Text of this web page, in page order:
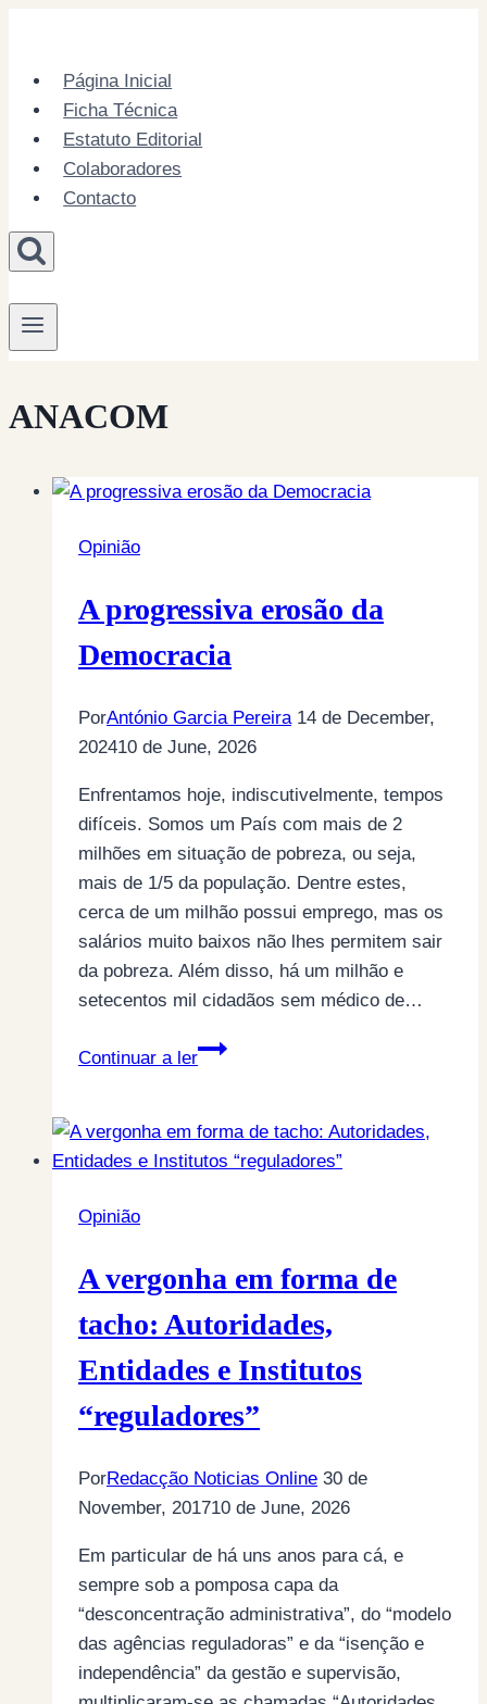
contentPágina Inicial
Ficha Técnica
Estatuto Editorial
Colaboradores
Contacto
ANACOM
Opinião
A progressiva erosão da
Democracia
PorAntónio Garcia Pereira 14 de December,
202410 de June, 2026
Enfrentamos hoje, indiscutivelmente, tempos
difíceis. Somos um País com mais de 2
milhões em situação de pobreza, ou seja,
mais de 1/5 da população. Dentre estes,
cerca de um milhão possui emprego, mas os
salários muito baixos não lhes permitem sair
da pobreza. Além disso, há um milhão e
setecentos mil cidadãos sem médico de…
Continuar a ler
A
da
Democracia
Opinião
A vergonha em forma de
tacho: Autoridades,
Entidades e Institutos
“reguladores”
PorRedacção Noticias Online 30 de
November, 201710 de June, 2026
Em particular de há uns anos para cá, e
sempre sob a pomposa capa da
“desconcentração administrativa”, do “modelo
das agências reguladoras” e da “isenção e
independência” da gestão e supervisão,